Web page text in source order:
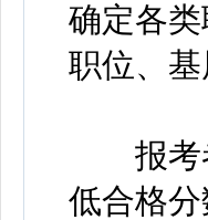
确定各
职位、
报考者
低合格